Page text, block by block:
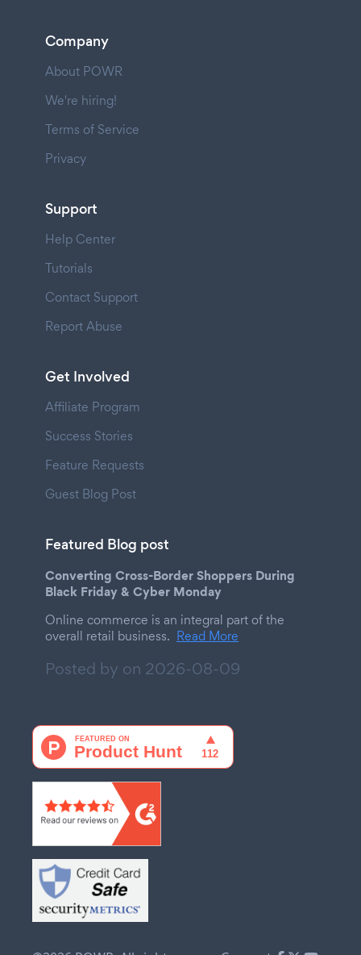
Company
About POWR
We're hiring!
Terms of Service
Privacy
Support
Help Center
Tutorials
Contact Support
Report Abuse
Get Involved
Affiliate Program
Success Stories
Feature Requests
Guest Blog Post
Featured Blog post
Converting Cross-Border Shoppers During
Black Friday & Cyber Monday
Online commerce is an integral part of the
overall retail business. Read More
Posted by on 2026-08-09